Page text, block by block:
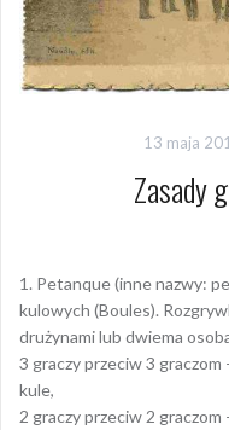
13 maja
Zasady
1. Petanque (inne nazwy:
kulowych (Boules).
drużynami lub dwiema
3 graczy przeciw 3
kule,
2 graczy przeciw 2 graczom